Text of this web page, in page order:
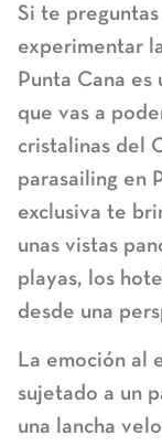
Si te
experimentar
Punta Cana es
que vas a
cristalinas del
parasailing en
exclusiva te
unas vistas
playas, los
desde una
La emoción al
sujetado a un
una lancha